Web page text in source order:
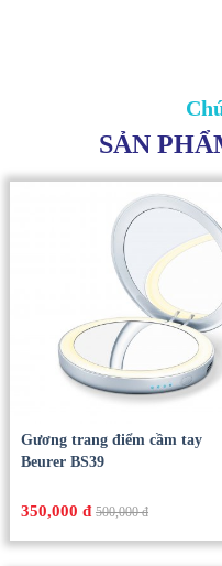
chóng hơn rất nhiều, có thể
SẢN